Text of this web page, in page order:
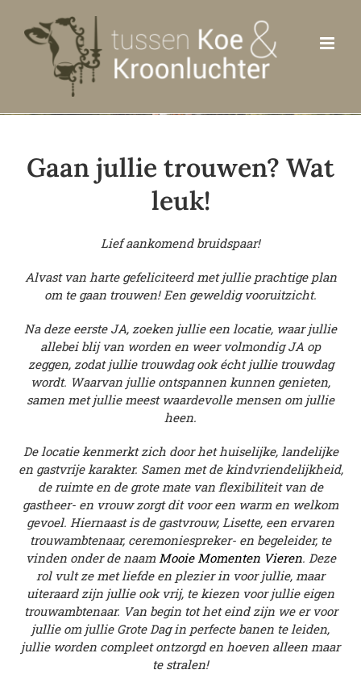
naar
Gaan jullie trouwen? Wat
leuk!
Lief aankomend bruidspaar!
Alvast van harte gefeliciteerd met jullie prachtige plan
om te gaan trouwen! Een geweldig vooruitzicht.
Na deze eerste JA, zoeken jullie een locatie, waar jullie
allebei blij van worden en weer volmondig JA op
zeggen, zodat jullie trouwdag ook écht jullie trouwdag
wordt. Waarvan jullie ontspannen kunnen genieten,
samen met jullie meest waardevolle mensen om jullie
heen.
De locatie kenmerkt zich door het huiselijke, landelijke
en gastvrije karakter. Samen met de kindvriendelijkheid,
de ruimte en de grote mate van flexibiliteit van de
gastheer- en vrouw zorgt dit voor een warm en welkom
gevoel. Hiernaast is de gastvrouw, Lisette, een ervaren
trouwambtenaar, ceremoniespreker- en begeleider, te
vinden onder de naam Mooie Momenten Vieren. Deze
rol vult ze met liefde en plezier in voor jullie, maar
uiteraard zijn jullie ook vrij, te kiezen voor jullie eigen
trouwambtenaar. Van begin tot het eind zijn we er voor
jullie om jullie Grote Dag in perfecte banen te leiden,
jullie worden compleet ontzorgd en hoeven alleen maar
te stralen!